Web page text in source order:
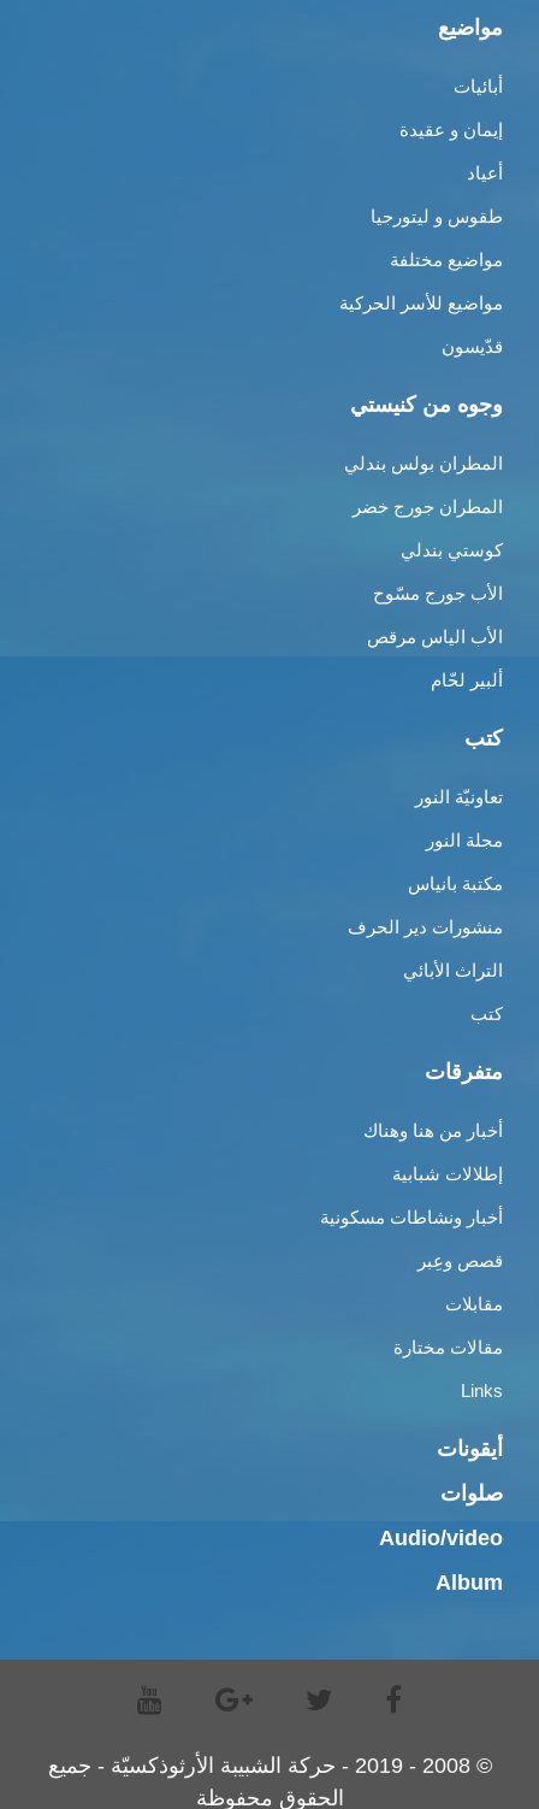
مواضيع
أبائيات
إيمان و عقيدة
أعياد
طقوس و ليتورجيا
مواضيع مختلفة
مواضيع للأسر الحركية
قدّيسون
وجوه من كنيستي
المطران بولس بندلي
المطران جورج خضر
كوستي بندلي
الأب جورج مسّوح
الأب الياس مرقص
ألبير لحّام
كتب
تعاونيّة النور
مجلة النور
مكتبة بانياس
منشورات دير الحرف
التراث الأبائي
كتب
متفرقات
أخبار من هنا وهناك
إطلالات شبابية
أخبار ونشاطات مسكونية
قصص وعِبر
مقابلات
مقالات مختارة
Links
أيقونات
صلوات
Audio/video
Album
© 2008 - 2019 - حركة الشبيبة الأرثوذكسيّة - جميع
الحقوق محفوظة